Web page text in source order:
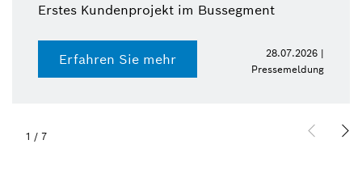
Erstes Kundenprojekt im Bussegment
Erfahren Sie mehr
28.07.2026 |
Pressemeldung
1 / 7